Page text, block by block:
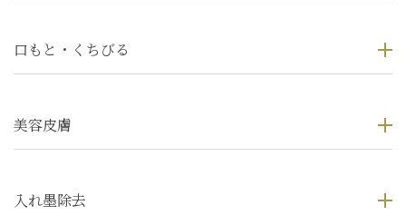
口もと・くちびる
美容皮膚
入れ墨除去